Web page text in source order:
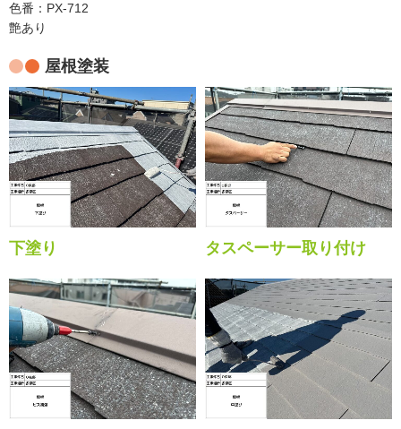
色番：PX-712
艶あり
屋根塗装
下塗り タスペーサー取り付け